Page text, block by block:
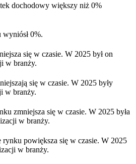
dochodowy większy niż 0%
0%.
się w czasie. W 2025 był on
w branży.
się w czasie. W 2025 były
w branży.
zmniejsza się w czasie. W 2025 była
w branży.
rynku powiększa się w czasie. W 2025
w branży.